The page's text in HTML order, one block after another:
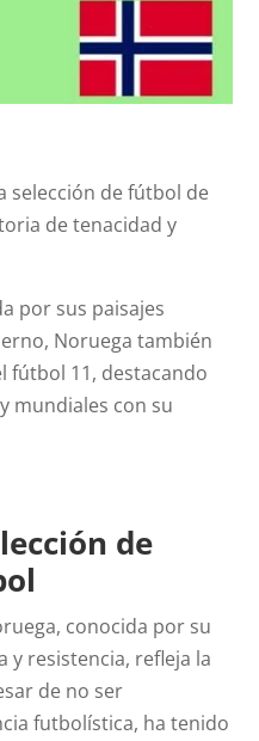
selección de fútbol de
de tenacidad y
por sus paisajes
Noruega también
fútbol 11, destacando
mundiales con su
de
conocida por su
y resistencia, refleja la
de no ser
futbolística, ha tenido